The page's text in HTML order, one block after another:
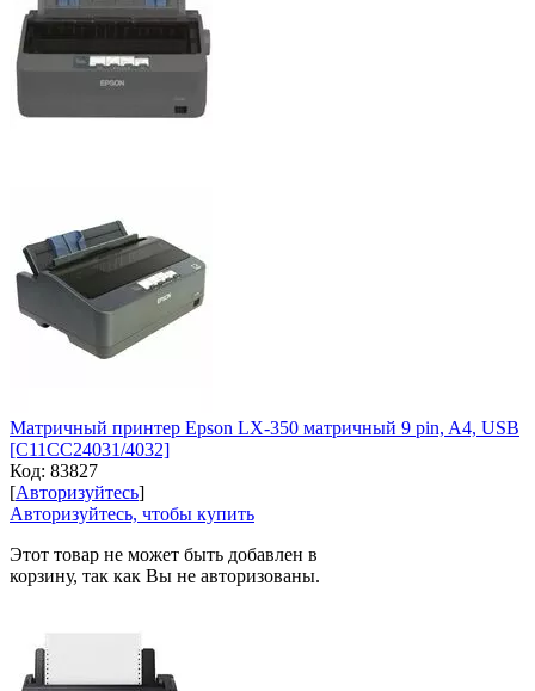
Матричный принтер Epson LX-350 матричный 9 pin, A4, USB
[C11CC24031/4032]
Код: 83827
[Авторизуйтесь]
Авторизуйтесь, чтобы купить
Этот товар не может быть добавлен в
корзину, так как Вы не авторизованы.